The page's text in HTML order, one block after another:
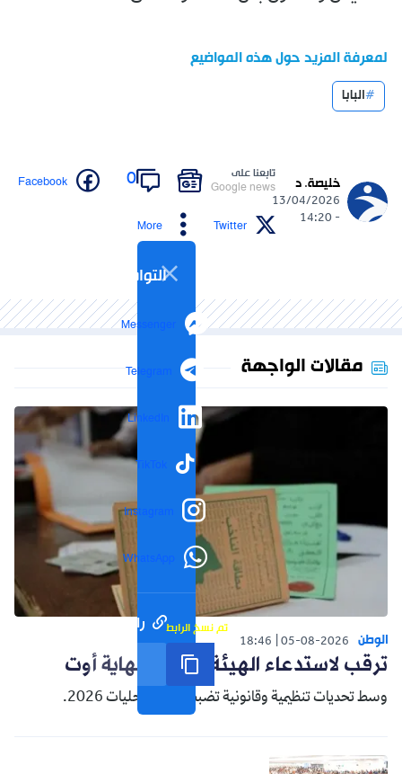
لمعرفة المزيد حول هذه المواضيع
البابا
خليصة. د
13/04/2026
- 14:20
تابعنا على
Google news
0
Facebook
Twitter
More
التواصل الاجتماعي
Messenger
Telegram
LinkedIn
TikTok
Instagram
WhatsApp
رابط مختصر تم نسخ الرابط
مقالات الواجهة
الوطن 05-08-2026
18:46
ترقب لاستدعاء الهيئة الناخبة نهاية أوت
وسط تحديات تنظيمية وقانونية تضبط سباق محليات 2026.